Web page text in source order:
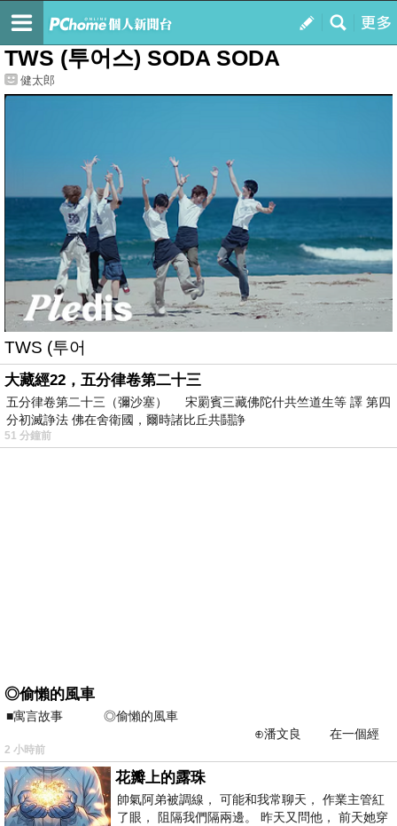
我的
最新文章
TWS (투어스) SODA SODA
健太郎
TWS (투어
大藏經22，五分律卷第二十三
五分律卷第二十三（彌沙塞） 宋罽賓三藏佛陀什共竺道生等 譯 第四
分初滅諍法 佛在舍衛國，爾時諸比丘共鬪諍
51 分鐘前
◎偷懶的風車
■寓言故事 ◎偷懶的風車
⊕潘文良 在一個經
常颳風的山丘上—&m
2 小時前
花瓣上的露珠
帥氣阿弟被調線， 可能和我常聊天， 作業主管紅
了眼， 阻隔我們隔兩邊。 昨天又問他， 前天她穿